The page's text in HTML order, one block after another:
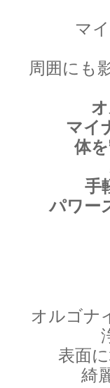
マ
周囲にも
マイ
体
手
パワー
オルゴナ
表面
綺